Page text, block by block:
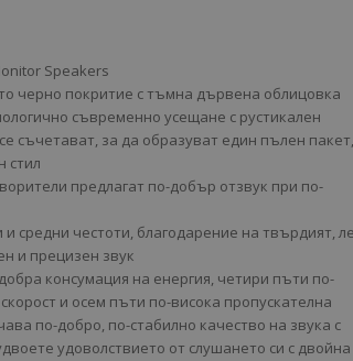
Speakers
черно покритие с тъмна дървена облицовка
съвременно усещане с рустикален
съчетават, за да образуват един пълен пакет,
стил
предлагат по-добър отзвук при по-
средни честоти, благодарение на твърдият,
и прецизен звук
консумация на енергия, четири пъти по-
и осем пъти по-висока пропускателна
по-добро, по-стабилно качество на звука с
удоволствието от слушането си с двойна